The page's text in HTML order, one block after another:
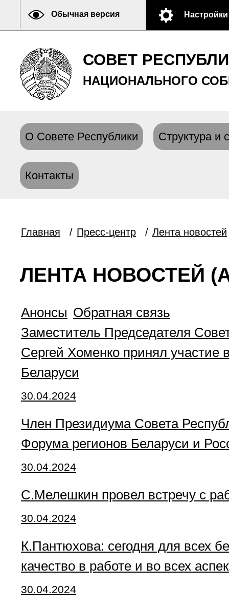
Обычная версия Настройки
СОВЕТ
НАЦИОНАЛЬНОГО
О Совете Республики Структура и
Контакты
Главная / Пресс-центр / Лента новостей
ЛЕНТА НОВОСТЕЙ
Анонсы Обратная связь
Заместитель Председателя
Сергей Хоменко принял
Беларуси
30.04.2024
Член Президиума Совета
Форума регионов Беларуси и
30.04.2024
С.Мелешкин провел встречу с
30.04.2024
К.Пантюхова: сегодня для всех
качество в работе и во всех
30.04.2024